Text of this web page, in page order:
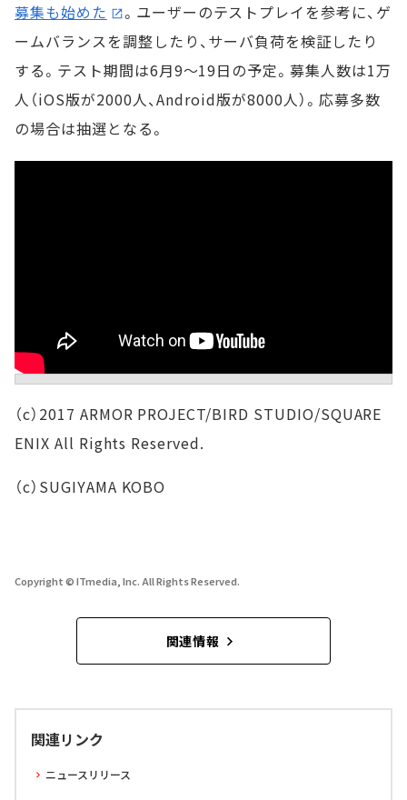
募集も始めた
。ユーザーのテストプレイを参考に、ゲ
ームバランスを調整したり、サーバ負荷を検証したり
する。テスト期間は6月9～19日の予定。募集人数は1万
人（iOS版が2000人、Android版が8000人）。応募多数
の場合は抽選となる。
（c）2017 ARMOR PROJECT/BIRD STUDIO/SQUARE
ENIX All Rights Reserved.
（c）SUGIYAMA KOBO
Copyright © ITmedia, Inc. All Rights Reserved.
関連情報
関連リンク
ニュースリリース